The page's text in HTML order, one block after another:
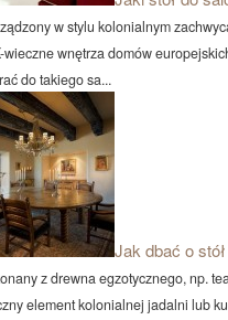
w stylu kolonialnym
wieczne wnętrza domów
do takiego sa...
Jak dbać o
z drewna egzotycznego, np.
element kolonialnej jadalni lub